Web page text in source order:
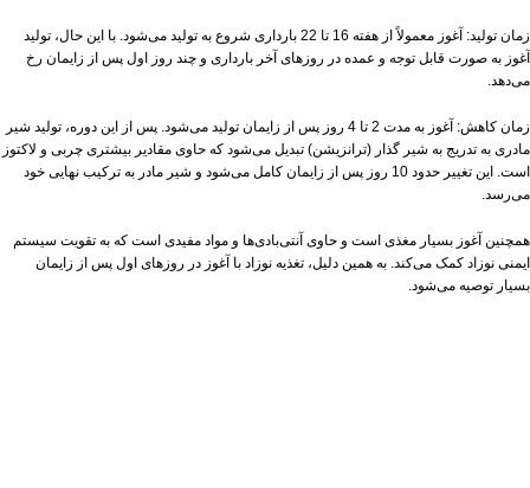
زمان تولید: آغوز معمولاً از هفته 16 تا 22 بارداری شروع به تولید می‌شود. با این حال، تولید
آغوز به صورت قابل توجه و عمده در روزهای آخر بارداری و چند روز اول پس از زایمان رخ
می‌دهد.
زمان کاهش: آغوز به مدت 2 تا 4 روز پس از زایمان تولید می‌شود. پس از این دوره، تولید شیر
مادری به تدریج به شیر گذار (ترانزیشن) تبدیل می‌شود که حاوی مقادیر بیشتری چربی و لاکتوز
است. این تغییر حدود 10 روز پس از زایمان کامل می‌شود و شیر مادر به ترکیب نهایی خود
می‌رسد.
همچنین آغوز بسیار مغذی است و حاوی آنتی‌بادی‌ها و مواد مفیدی است که به تقویت سیستم
ایمنی نوزاد کمک می‌کند. به همین دلیل، تغذیه نوزاد با آغوز در روزهای اول پس از زایمان
بسیار توصیه می‌شود.